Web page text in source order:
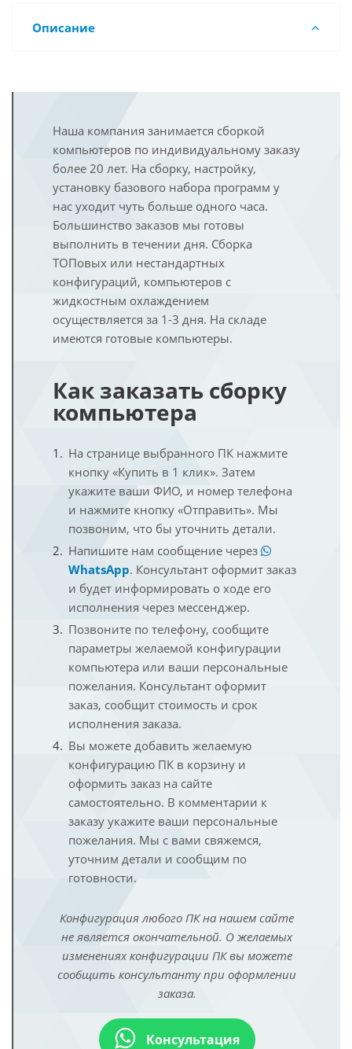
Описание
Наша компания занимается сборкой
компьютеров по индивидуальному заказу
более 20 лет. На сборку, настройку,
установку базового набора программ у
нас уходит чуть больше одного часа.
Большинство заказов мы готовы
выполнить в течении дня. Сборка
ТОПовых или нестандартных
конфигураций, компьютеров с
жидкостным охлаждением
осуществляется за 1-3 дня. На складе
имеются готовые компьютеры.
Как заказать сборку
компьютера
На странице выбранного ПК нажмите
кнопку «Купить в 1 клик». Затем
укажите ваши ФИО, и номер телефона
и нажмите кнопку «Отправить». Мы
позвоним, что бы уточнить детали.
Напишите нам сообщение через
WhatsApp. Консультант оформит заказ
и будет информировать о ходе его
исполнения через мессенджер.
Позвоните по телефону, сообщите
параметры желаемой конфигурации
компьютера или ваши персональные
пожелания. Консультант оформит
заказ, сообщит стоимость и срок
исполнения заказа.
Вы можете добавить желаемую
конфигурацию ПК в корзину и
оформить заказ на сайте
самостоятельно. В комментарии к
заказу укажите ваши персональные
пожелания. Мы с вами свяжемся,
уточним детали и сообщим по
готовности.
Конфигурация любого ПК на нашем сайте
не является окончательной. О желаемых
изменениях конфигурации ПК вы можете
сообщить консультанту при оформлении
заказа.
Консультация